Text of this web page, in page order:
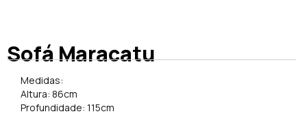
Sofá Maracatu
Medidas:
Altura: 86cm
Profundidade: 115cm